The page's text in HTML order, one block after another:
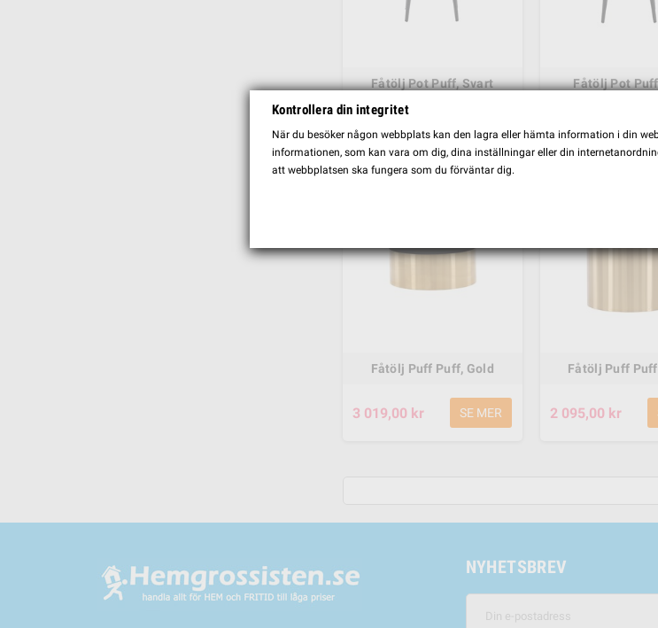
Fåtölj Pot Puff, Svart
929,00 kr SE MER
Fåtölj Pot
869,00 kr
Fåtölj Puff Puff, Gold
3 019,00 kr SE MER
Fåtölj Puff
2 095,00 kr
NYHETSBREV
Kontrollera din integritet
När du besöker någon webbplats kan den lagra eller hämta information i din
informationen, som kan vara om dig, dina inställningar eller din
att webbplatsen ska fungera som du förväntar dig.